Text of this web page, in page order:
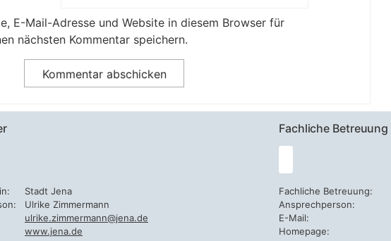
E-Mail-Adresse und Website in diesem Browser für
nächsten Kommentar speichern.
Stadt Jena
Ulrike Zimmermann
ulrike.zimmermann@jena.de
www.jena.de
Fachliche Betreuung
Fachliche Betreuung:
Ansprechperson:
E-Mail:
Homepage: